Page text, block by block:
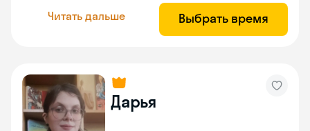
Читать дальше Выбрать время
Дарья